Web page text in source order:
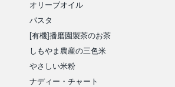
オリーブオイル
パスタ
[有機]播磨園製茶のお茶
しもやま農産の三色米
やさしい米粉
ナディー・チャート